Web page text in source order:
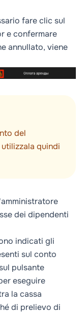
fare clic sul
e confermare
annullato, viene
del
quindi
dei dipendenti
indicati gli
sul conto
pulsante
eseguire
la cassa
di prelievo di